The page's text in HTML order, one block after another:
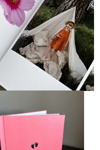
Декор в стиле
красок
Выбор цвета фона
Загрузка фото и текста